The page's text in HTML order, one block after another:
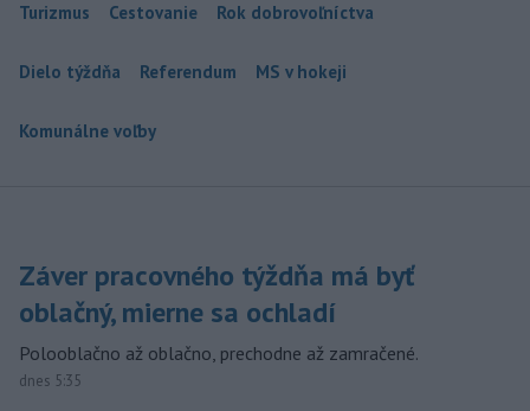
Turizmus Cestovanie Rok dobrovoľníctva
Dielo týždňa Referendum MS v hokeji
Komunálne voľby
Záver pracovného týždňa má byť
oblačný, mierne sa ochladí
Polooblačno až oblačno, prechodne až zamračené.
dnes 5:35